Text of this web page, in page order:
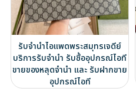
รับจำนำไอแพดพระสมุทรเจดีย์
บริการรับจำนำ รับซื้ออุปกรณ์ไอที
ขายของหลุดจำนำ และ รับฝากขาย
อุปกรณ์ไอที